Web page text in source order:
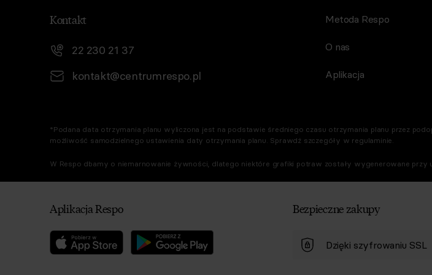
Kontakt
22 230 21 37
kontakt@centrumrespo.pl
Metoda Respo
O nas
Aplikacja
*Podana data otrzymania planu wyliczona jest na podstawie średniego czasu otrzymania planu przez
możliwość samodzielnego ustawienia daty otrzymania planu. Sprawdź szczegóły w regulaminie.
W Respo dbamy o niemarnowanie żywności, dlatego niektóre grafiki potraw zostały wygenerowane przy
Aplikacja Respo Bezpieczne zakupy
Dzięki szyfrowaniu SSL